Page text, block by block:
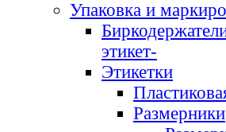
Упаковка и
этикет-
Этикетки
Размерники